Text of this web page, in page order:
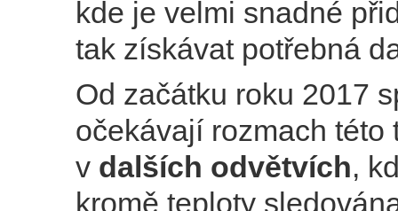
kde je velmi snadné
tak získávat potřebná
Od začátku roku 2017
očekávají rozmach této
v dalších odvětvích,
kromě teploty